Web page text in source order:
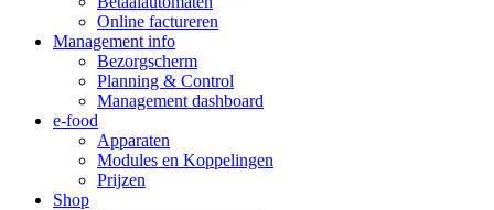
Online factureren
Management info
Bezorgscherm
Planning & Control
Management dashboard
e-food
Apparaten
Modules en Koppelingen
Prijzen
Shop